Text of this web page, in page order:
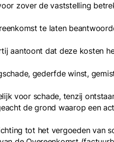
zover de vaststelling
te laten
aantoont dat deze kosten
gederfde winst,
voor schade, tenzij
de grond waarop een
tot het vergoeden van